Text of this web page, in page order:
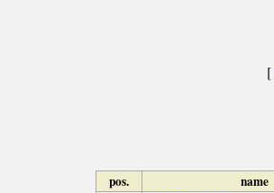
[
pos. name